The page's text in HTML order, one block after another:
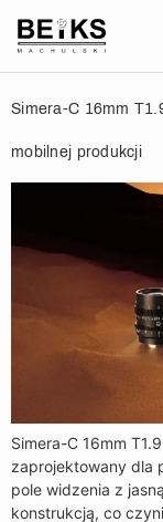
Simera-C 16mm
mobilnej produkcji
Simera-C 16mm
zaprojektowany dla
pole widzenia z
konstrukcją, co